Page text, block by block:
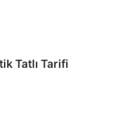
Tatlı Tarifi